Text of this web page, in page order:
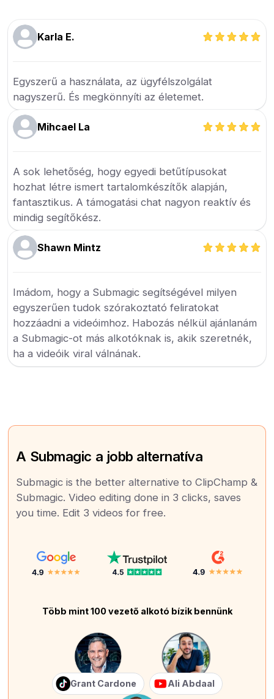
Karla E.
Egyszerű a használata, az ügyfélszolgálat
nagyszerű. És megkönnyíti az életemet.
Mihcael La
A sok lehetőség, hogy egyedi betűtípusokat
hozhat létre ismert tartalomkészítők alapján,
fantasztikus. A támogatási chat nagyon reaktív és
mindig segítőkész.
Shawn Mintz
Imádom, hogy a Submagic segítségével milyen
egyszerűen tudok szórakoztató feliratokat
hozzáadni a videóimhoz. Habozás nélkül ajánlanám
a Submagic-ot más alkotóknak is, akik szeretnék,
ha a videóik viral válnának.
A Submagic a jobb alternatíva
Submagic is the better alternative to ClipChamp &
Submagic. Video editing done in 3 clicks, saves
you time. Edit 3 videos for free.
Több mint 100 vezető alkotó bízik bennünk
Grant Cardone Ali Abdaal